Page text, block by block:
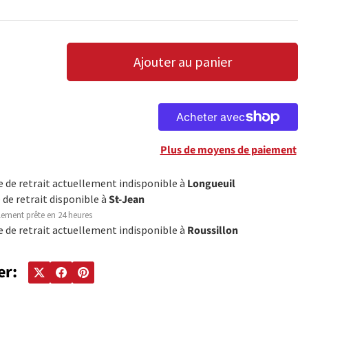
AUGMENTER LA QUANTITÉ
Ajouter au panier
Plus de moyens de paiement
de retrait actuellement indisponible à Longueuil
de retrait disponible àSt-Jean
prête en 24 heures
de retrait actuellement indisponible à Roussillon